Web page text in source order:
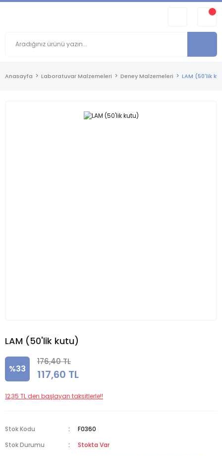
Anasayfa Laboratuvar Malzemeleri Deney Malzemeleri LAM (50'lik
LAM (50'lik kutu)
%33
176,40 TL
117,60 TL
12,35 TL den başlayan taksitlerle!!
Stok Kodu
F0360
Stok Durumu
Stokta Var